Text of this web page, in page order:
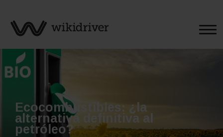
Ecocombustibles: ¿la
alternativa definitiva al
petróleo?